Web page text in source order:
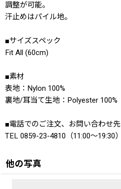
調整が可能。
汗止めはパイル地。
■サイズスペック
Fit All (60cm)
■素材
表地：Nylon 100%
裏地/耳当て生地：Polyester 100%
■電話でのご注文、お問い合わせ先
TEL 0859-23-4810（11:00〜19:30）
他の写真